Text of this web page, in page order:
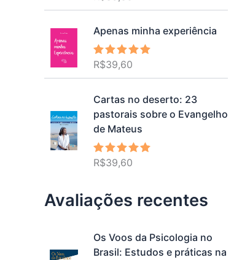
Apenas minha experiência
Avaliação
R$39,60
Cartas no deserto: 23
pastorais sobre o Evangelho
de Mateus
Avaliação
R$39,60
Avaliações recentes
Os Voos da Psicologia no
Brasil: Estudos e práticas na